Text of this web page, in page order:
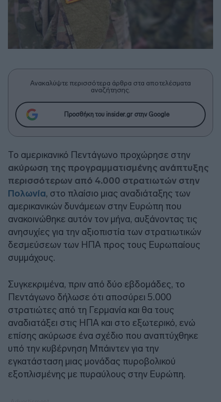
Ανακαλύψτε περισσότερα άρθρα στα αποτελέσματα
αναζήτησης.
Προσθήκη του insider.gr στην Google
Το αμερικανικό Πεντάγωνο προχώρησε στην
ακύρωση της προγραμματισμένης ανάπτυξης
περισσότερων από 4.000 στρατιωτών στην
Πολωνία, στο πλαίσιο μιας αναδιάταξης των
αμερικανικών δυνάμεων στην Ευρώπη που
ανακοινώθηκε αυτόν τον μήνα, αυξάνοντας τις
ανησυχίες για την αξιοπιστία των στρατιωτικών
δεσμεύσεων των ΗΠΑ προς τους Ευρωπαίους
συμμάχους.
Συγκεκριμένα, πριν από δύο εβδομάδες, το
Πεντάγωνο δήλωσε ότι αποσύρει 5.000
στρατιώτες από τη Γερμανία και θα τους
αναδιατάξει στις ΗΠΑ και στο εξωτερικό, ενώ
επίσης ακύρωσε ένα σχέδιο που αναπτύχθηκε
υπό την κυβέρνηση Μπάιντεν για την
εγκατάσταση μιας μονάδας πυροβολικού
εξοπλισμένης με πυραύλους στην Ευρώπη.